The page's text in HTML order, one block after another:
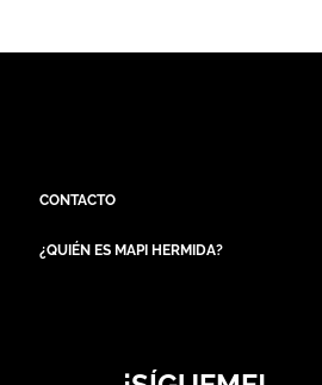
CONTACTO
¿QUIÉN ES MAPI HERMIDA?